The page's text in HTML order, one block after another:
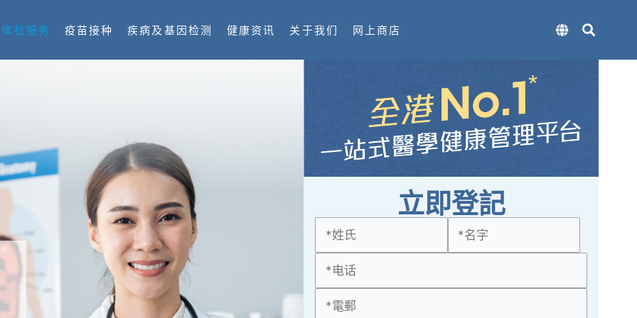
体检服务 疫苗接种 疾病及基因检测 健康资讯 关于我们 网上商店
立即登記